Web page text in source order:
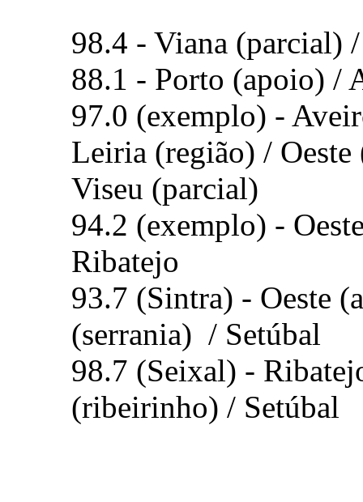
98.4 - Viana (parcial)
88.1 - Porto (apoio) /
97.0 (exemplo) -
Leiria (região) / Oeste
Viseu (parcial)
94.2 (exemplo) -
Ribatejo
93.7 (Sintra) - Oeste
(serrania) / Setúbal
98.7 (Seixal) -
(ribeirinho) / Setúbal